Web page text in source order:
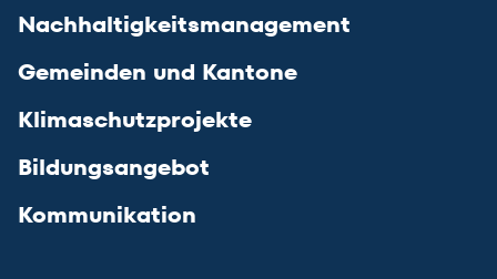
Nachhaltigkeitsmanagement
Gemeinden und Kantone
Klimaschutzprojekte
Bildungsangebot
Kommunikation